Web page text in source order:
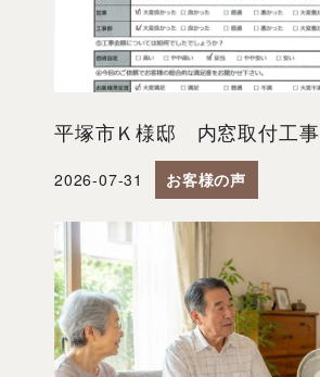
平塚市Ｋ様邸 内窓取付工事
投稿日
2026-07-31 お客様の声